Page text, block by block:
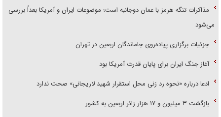
مذاکرات تنگه هرمز با عمان دوجانبه است؛ موضوعات ایران و آمریکا بعداً بررسی
می‌شود
جزئیات برگزاری پیاده‌روی جاماندگان اربعین در تهران
آغاز جنگ ایران برای پایان قدرت آمریکا بود
ادعا درباره «نحوه رد زنی محل استقرار شهید لاریجانی» صحت ندارد
بازگشت ۳ میلیون و ۱۷ هزار زائر اربعین به کشور